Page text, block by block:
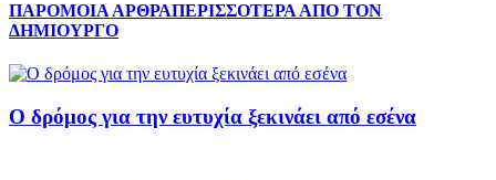
ΠΑΡΟΜΟΙΑ ΑΡΘΡΑΠΕΡΙΣΣΟΤΕΡΑ ΑΠΟ ΤΟΝ
ΔΗΜΙΟΥΡΓΟ
Ο δρόμος για την ευτυχία ξεκινάει από εσένα